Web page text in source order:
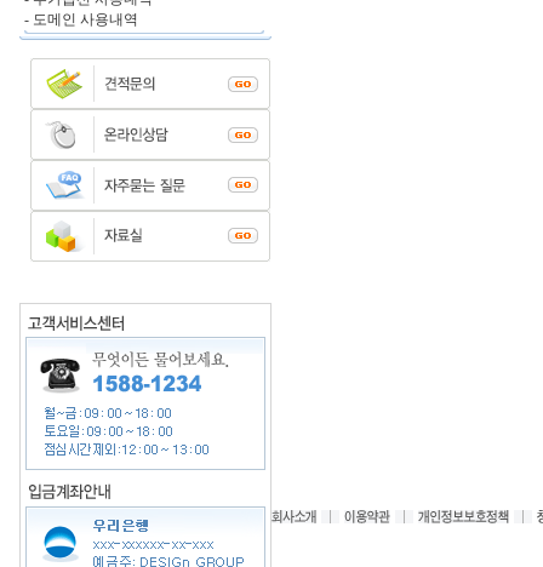
- 도메인 사용내역